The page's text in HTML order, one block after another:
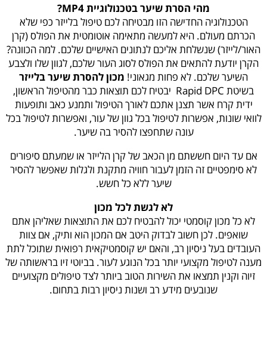
מהי הסרת שיער בטכנולוגיית
MP4?
הטכנולוגיה החדישה הזו מבטיחה לכם טיפול בלייזר כפי שלא
הכרתם מעולם. היא למעשה מתאימה אוטומטית את הפולס (קרן
האור/לייזר) שנשלחת אליכם לנתונים האישיים שלכם. למה הכוונה?
הקרן יודעת להתאים את הפולס לסוג העור שלכם, לגוון שלו ולצבע
השיער שלכם. לא פחות מגאוני! מכון להסרת שיער בלייזר
בשיטת Rapid DPC יבטיח לכם תוצאות כבר מהטיפול הראשון,
ידית קרח אשר תצנן אתכם לאורך הטיפול ותמנע כאב ותופעות
לוואי שונות, אפשרות לטיפול בכל גוון של עור, ואפשרות לטיפול בכל
עונה שתחפצו להסיר בה שיער.
אם עד היום חששתם מן הכאב של קרן הלייזר או שמעתם סיפורים
לא סימפטיים זה הזמן לעבור חוויה מתקנת ולגלות שאפשר להסיר
שיער ללא כל חשש.
לא לגשת לכל מכון
לא כל מכון קוסמטי יכול להבטיח לכם את התוצאות שאליהן אתם
שואפים. לכן חשוב לבדוק היטב אם המכון הוא ותיק, אם צוות
העובדים בעל ניסיון רב, והאם יש קוסמטיקאית רפואית שתוכל לתת
מענה לטיפול מקצועי יותר בכל הנוגע לעור. בביוטי זיו בראשותה של
זיוה וקנין תמצאו את השירות הטוב ביותר לצד טיפולים מקצועיים
שנובעים מידע רב ושנות ניסיון רבות בתחום.